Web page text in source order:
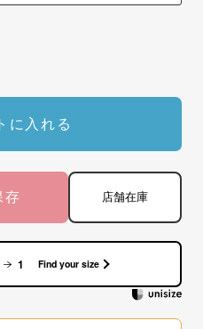
に入れる
存 店舗在庫
1 Find your size